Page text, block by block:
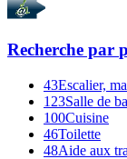
Recherche par
43Escalier,
123Salle de
100Cuisine
46Toilette
48Aide aux